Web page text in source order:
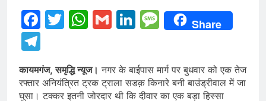
Facebook
Twitter
WhatsApp
GmailLinkedIn
Message
Share
कायमगंज, समृद्धि न्यूज। नगर के बाईपास मार्ग पर बुधवार को एक तेज
रफ्तार अनियंत्रित ट्रक ट्राला सडक़ किनारे बनी बाउंड्रीवाल में जा
घुसा। टक्कर इतनी जोरदार थी कि दीवार का एक बड़ा हिस्सा